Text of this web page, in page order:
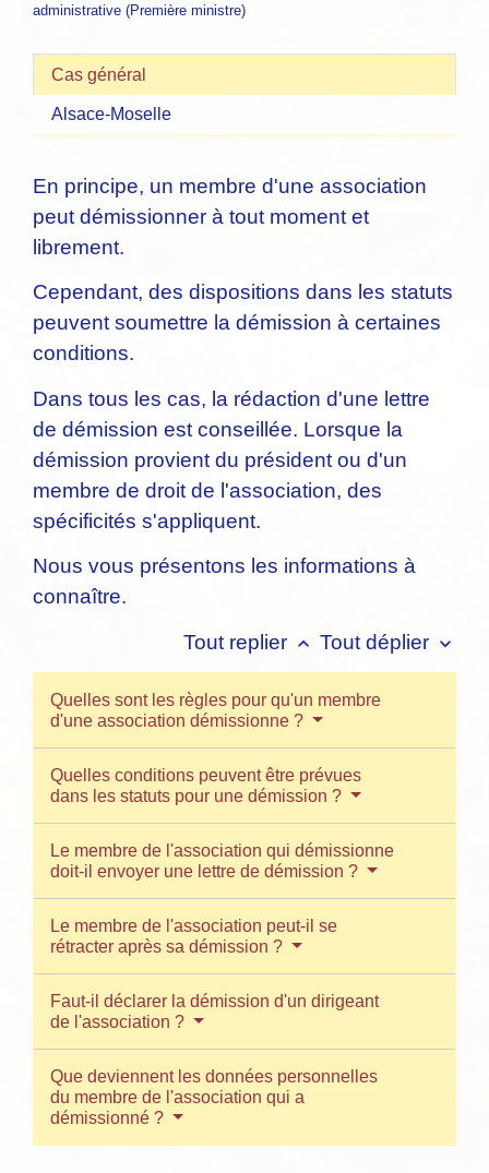
administrative (Première ministre)
Cas général
Alsace-Moselle
En principe, un membre d'une association
peut démissionner à tout moment et
librement.
Cependant, des dispositions dans les statuts
peuvent soumettre la démission à certaines
conditions.
Dans tous les cas, la rédaction d'une lettre
de démission est conseillée. Lorsque la
démission provient du président ou d'un
membre de droit de l'association, des
spécificités s'appliquent.
Nous vous présentons les informations à
connaître.
Tout replier keyboard_arrow_up Tout déplier keyboard_arrow_down
Quelles sont les règles pour qu'un membre
d'une association démissionne ?
Quelles conditions peuvent être prévues
dans les statuts pour une démission ?
Le membre de l'association qui démissionne
doit-il envoyer une lettre de démission ?
Le membre de l'association peut-il se
rétracter après sa démission ?
Faut-il déclarer la démission d'un dirigeant
de l'association ?
Que deviennent les données personnelles
du membre de l'association qui a
démissionné ?